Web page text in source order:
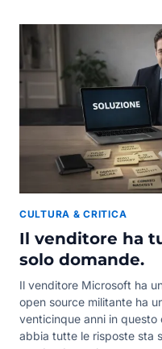
CULTURA & CRITICA
Il venditore ha
solo domande.
Il venditore Microsoft ha
open source militante ha
venticinque anni in
abbia tutte le risposte sta